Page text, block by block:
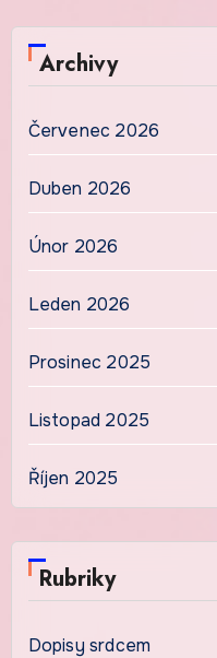
Archivy
Červenec 2026
Duben 2026
Únor 2026
Leden 2026
Prosinec 2025
Listopad 2025
Říjen 2025
Rubriky
Dopisy srdcem